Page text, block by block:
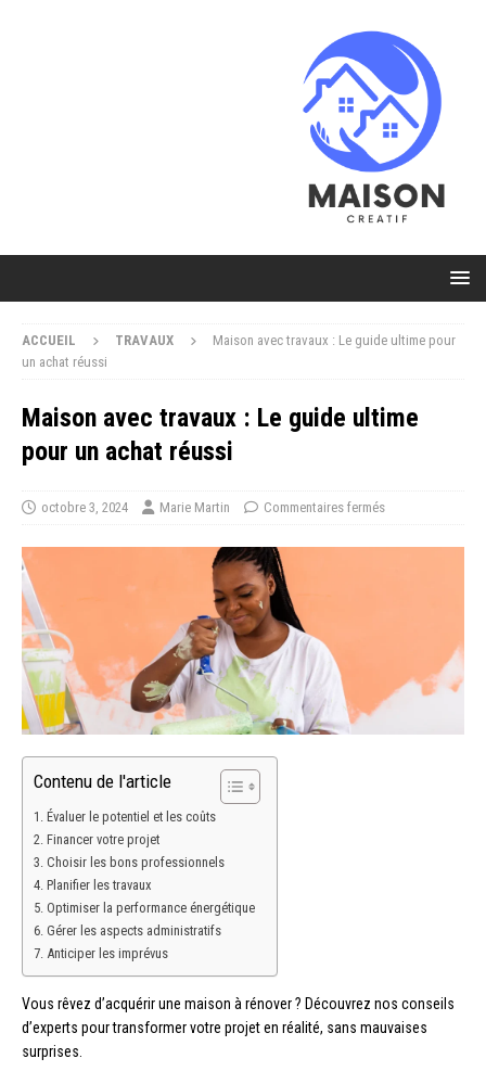
ACCUEIL TRAVAUX
Maison avec travaux : Le guide ultime pour
un achat réussi
Maison avec travaux : Le guide ultime
pour un achat réussi
octobre 3, 2024 Marie Martin Commentaires fermés
Contenu de l'article
Évaluer le potentiel et les coûts
Financer votre projet
Choisir les bons professionnels
Planifier les travaux
Optimiser la performance énergétique
Gérer les aspects administratifs
Anticiper les imprévus
Vous rêvez d’acquérir une maison à rénover ? Découvrez nos conseils
d’experts pour transformer votre projet en réalité, sans mauvaises
surprises.